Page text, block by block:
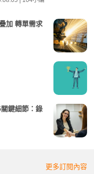
加 轉單需求
鍵細節：錄
更多訂閱內容